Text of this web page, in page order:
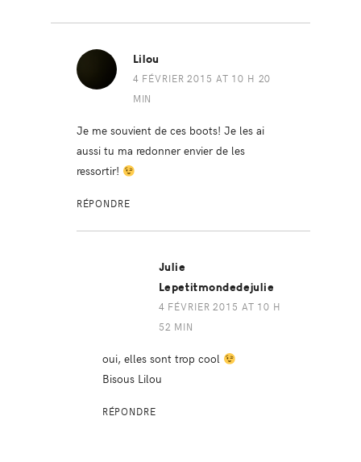
Lilou
4 FÉVRIER 2015 AT 10 H 20
MIN
Je me souvient de ces boots! Je les ai
aussi tu ma redonner envier de les
ressortir!
RÉPONDRE
Julie
Lepetitmondedejulie
4 FÉVRIER 2015 AT 10 H
52 MIN
oui, elles sont trop cool
Bisous Lilou
RÉPONDRE